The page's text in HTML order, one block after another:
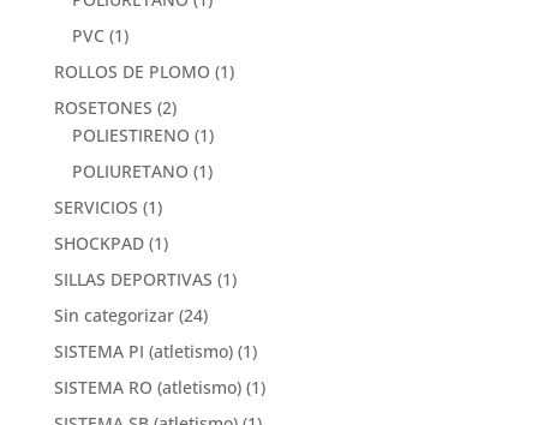
PVC (1)
ROLLOS DE PLOMO (1)
ROSETONES (2)
POLIESTIRENO (1)
POLIURETANO (1)
SERVICIOS (1)
SHOCKPAD (1)
SILLAS DEPORTIVAS (1)
Sin categorizar (24)
SISTEMA PI (atletismo) (1)
SISTEMA RO (atletismo) (1)